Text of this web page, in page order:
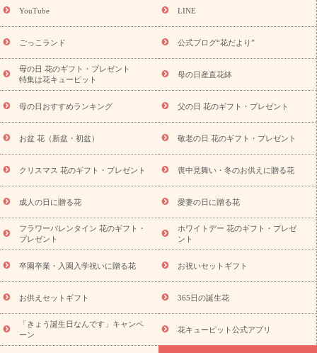
ギフト
「きょう誕生日なんです」キャンペーン
用途から探す お祝いの花特集 当日配達特急便
お祝い商品
一覧
お祝い 新築・引っ越し祝い
結婚記念日
結婚祝い 出産祝い 退院祝い・快気祝い
還暦
祝い・長寿祝い
プチギフト ペットのお祝いフラワー
元・暑中見舞い
敬老の日
お供え
お供え・お悔やみ商品一覧 お供え・お悔やみの花
十九日法要以降に贈る花
通夜・葬儀に贈る花
お供え お花とセッ
お盆（新盆・初盆）
お祝い返し お見舞い
お取り
プリザーブドフラワー
スタイルから探す
アレンジメント
蘭・花鉢
ミディ胡蝶蘭・お祝い ミディ胡蝶蘭・お供え
の青色胡蝶蘭
観葉植物 観葉植物 産直多肉植物
プリザーブ
ドフラワー
お祝い お供え・お悔やみ 花とセットギフト
ミオーダー
プチギフト（hanamore -ハナモア-）
花とみどりの
eギフト
花キューピットのeGfit カラー ピンク
レンジ
レッド お花の種類 バラ ユリ トルコキキョウ
予
算から探す
お祝い お祝い・3000円～ お祝い・
お祝い・5000円～ お祝い・7000円～ お祝い・10000円～
お供え・お悔やみ
お供え・お悔やみ・3000円～
お供え・お
悔やみ・5000円～ お供え・お悔やみ・7000円～
お供え・お悔
YouTube LINE
ごっこランド 公式ブログ“花だより”
母の日 花のギフト・プレゼント
特集は花キューピット
母の日産直花鉢
母の日おすすめランキング 父の日 花のギフト・プレゼント
お盆 花（新盆・初盆） 敬老の日 花のギフト・プレゼント
クリスマス 花のギフト・プレゼント 喪中見舞い・冬のお供えに贈る花
成人の日に贈る花 愛妻の日に贈る花
フラワーバレンタイン 花のギフト・
プレゼント
ホワイトデー 花のギフト・プレゼ
ント
卒園卒業・入園入学祝いに贈る花 お祝いセットギフト
お供えセットギフト 365日の誕生花
「きょう誕生日なんです」キャンペ
ーン
花キューピット公式アプリ